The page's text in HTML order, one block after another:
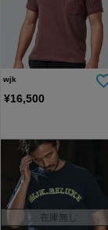
wjk
¥16,500
在庫無し